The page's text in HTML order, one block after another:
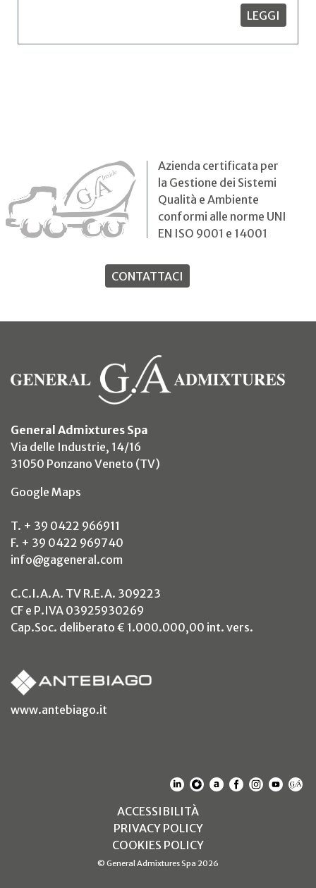
LEGGI
Azienda certificata per
la Gestione dei Sistemi
Qualità e Ambiente
conformi alle norme UNI
EN ISO 9001 e 14001
CONTATTACI
General Admixtures Spa
Via delle Industrie, 14/16
31050 Ponzano Veneto (TV)
Google Maps
T. + 39 0422 966911
F. + 39 0422 969740
info@gageneral.com
C.C.I.A.A. TV R.E.A. 309223
CF e P.IVA 03925930269
Cap.Soc. deliberato € 1.000.000,00 int. vers.
www.antebiago.it
(SI APRE IN UN NUOVO
(SI APRE IN UN
(SI APRE IN UN
(SI APRE IN
(SI APRE
(SI
ACCESSIBILITÀ(SI APRE IN UN
PRIVACY POLICY(SI APRE IN UN
COOKIES POLICY(SI APRE IN UN
© General Admixtures Spa 2026